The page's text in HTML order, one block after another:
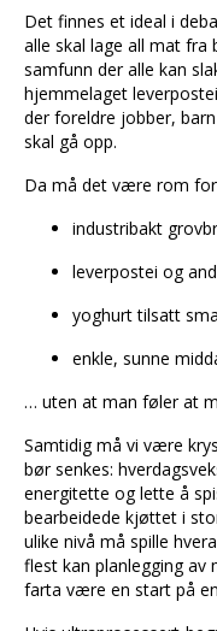
Det finnes et ideal i
alle skal lage all mat fra
samfunn der alle kan
hjemmelaget
der foreldre jobber,
skal gå opp.
Da må det være rom
industribakt
leverpostei og
yoghurt tilsatt
enkle, sunne
… uten at man føler at
Samtidig må vi være
bør senkes:
energitette og lette å
bearbeidede kjøttet i
ulike nivå må spille
flest kan planlegging
farta være en start på